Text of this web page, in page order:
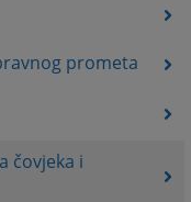
prometa
čovjeka i